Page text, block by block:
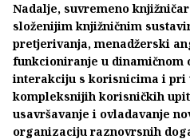
Nadalje, suvremeno
složenijim knjižničnim
pretjerivanja, menadžerski
funkcioniranje u dinamičnom
interakciju s korisnicima i pri
kompleksnijih korisničkih
usavršavanje i ovladavanje
organizaciju raznovrsnih